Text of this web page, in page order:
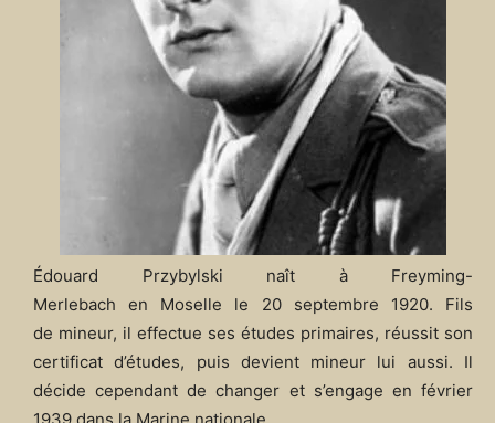
Édouard Przybylski naît à Freyming-
Merlebach en Moselle le 20 septembre 1920. Fils
de mineur, il effectue ses études primaires, réussit son
certificat d’études, puis devient mineur lui aussi. Il
décide cependant de changer et s’engage en février